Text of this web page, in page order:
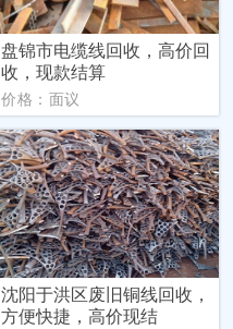
盘锦市电缆线回收，高价回
收，现款结算
价格：面议
沈阳于洪区废旧铜线回收，
方便快捷，高价现结